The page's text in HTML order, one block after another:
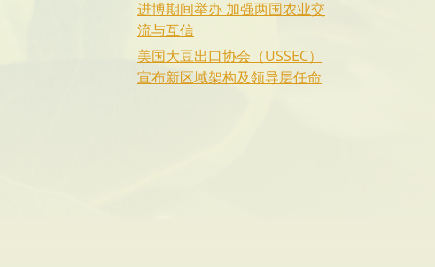
进博期间举办 加强两国农业交
流与互信
美国大豆出口协会（USSEC）
宣布新区域架构及领导层任命